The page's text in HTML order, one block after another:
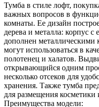
Тумба в стиле лофт,
важных вопросов в
комнаты. Ее дизайн
дерева и металла: корпус с
дополнен
могут использоваться в
полотенец и халатов.
открывающийся одним
несколько отсеков для
хранения. Также тумба
для размещения косметики
Преимущества модели: